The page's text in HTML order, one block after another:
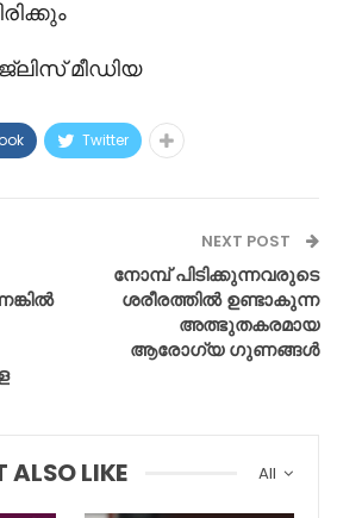
മീഡിയ
Twitter
NEXT POST
നോമ്പ് പിടിക്കുന്നവരുടെ
ശരീരത്തിൽ ഉണ്ടാകുന്ന
അത്ഭുതകരമായ
ആരോഗ്യ ഗുണങ്ങൾ
All
ALSO LIKE